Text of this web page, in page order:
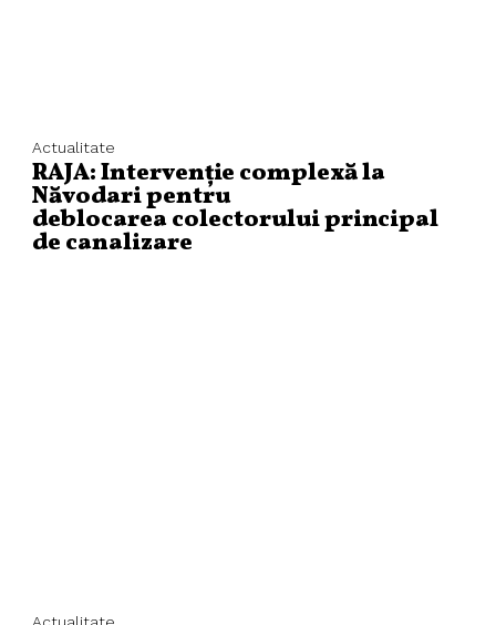
Actualitate
RAJA: Intervenție complexă la
Năvodari pentru
deblocarea colectorului principal
de canalizare